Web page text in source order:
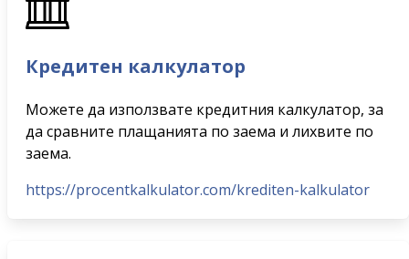
Кредитен калкулатор
Можете да използвате кредитния калкулатор, за
да сравните плащанията по заема и лихвите по
заема.
https://procentkalkulator.com/krediten-kalkulator